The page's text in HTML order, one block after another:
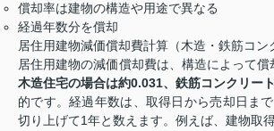
償却率は建物の構造や用途で異なる
経過年数分を償却
居住用建物減価償却費計算（木造・鉄筋コン
居住用建物の減価償却費は、構造によって償
木造住宅の場合は約0.031、鉄筋コンクリー
的です。経過年数は、取得日から売却日ま
切り上げて1年と数えます。例えば、建物取